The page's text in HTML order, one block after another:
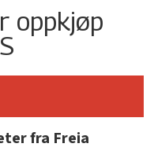
oppkjøp
fra Freia